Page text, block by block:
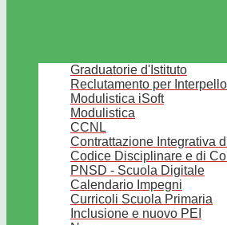
Graduatorie d'Istituto
Reclutamento per Interpello
Modulistica iSoft
Modulistica
CCNL
Contrattazione Integrativa
Codice Disciplinare e di
PNSD - Scuola Digitale
Calendario Impegni
Curricoli Scuola Primaria
Inclusione e nuovo PEI